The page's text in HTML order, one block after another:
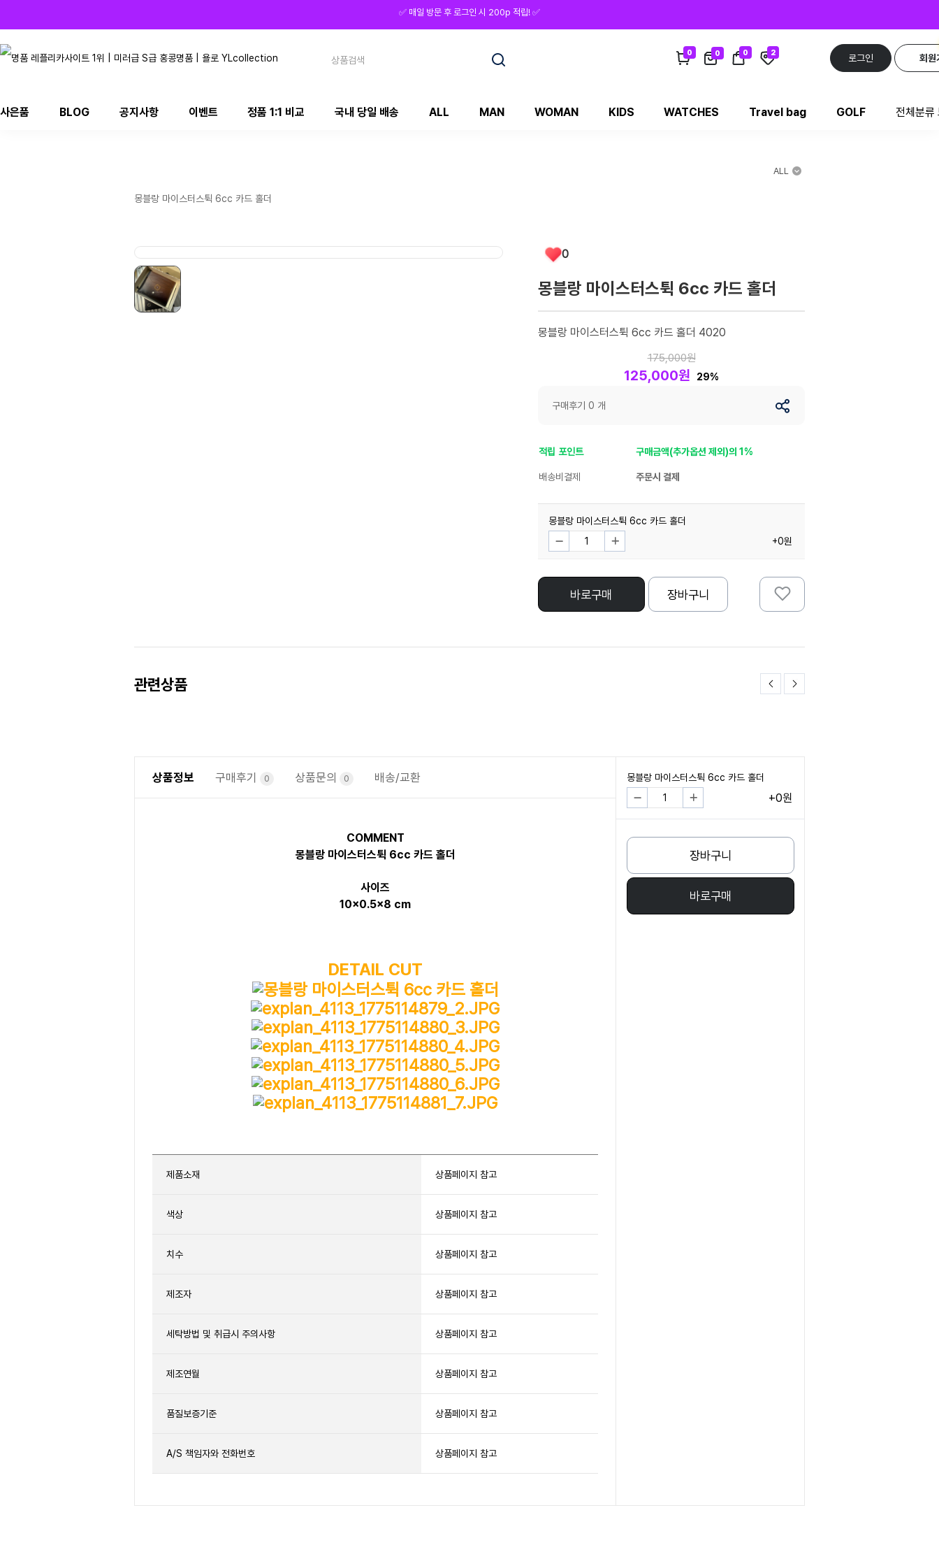
⭕ 회원가입 시 5,000p 적립! ⭕
0 0 0 2
로그인 회원
사은품 BLOG 공지사항 이벤트 정품 1:1 비교 국내 당일 배송 ALL MAN WOMAN KIDS WATCHES Travel bag GOLF 전체분류
몽블랑 마이스터스튁 6cc 카드 홀더
ALL
0
몽블랑 마이스터스튁 6cc 카드 홀더
몽블랑 마이스터스튁 6cc 카드 홀더 4020
175,000원
125,000원 29%
구매후기 0 개
적립 포인트 구매금액(추가옵션 제외)의 1%
배송비결제 주문시 결제
몽블랑 마이스터스튁 6cc 카드 홀더
+0원
바로구매 장바구니
관련상품
상품정보 구매후기 0 상품문의 0 배송/교환
COMMENT
몽블랑 마이스터스튁 6cc 카드 홀더
사이즈
10x0.5x8 cm
DETAIL CUT
제품소재 상품페이지 참고
색상 상품페이지 참고
치수 상품페이지 참고
제조자 상품페이지 참고
세탁방법 및 취급시 주의사항 상품페이지 참고
제조연월 상품페이지 참고
품질보증기준 상품페이지 참고
A/S 책임자와 전화번호 상품페이지 참고
몽블랑 마이스터스튁 6cc 카드 홀더
+0원
장바구니
바로구매